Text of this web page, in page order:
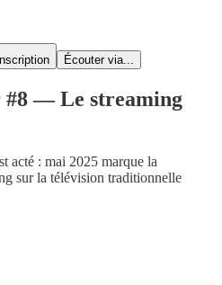
Écouter via...
#8 — Le streaming
acté : mai 2025 marque la
sur la télévision traditionnelle